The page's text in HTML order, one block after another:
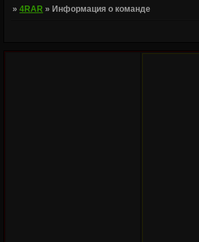
»4RAR » Информация о команде